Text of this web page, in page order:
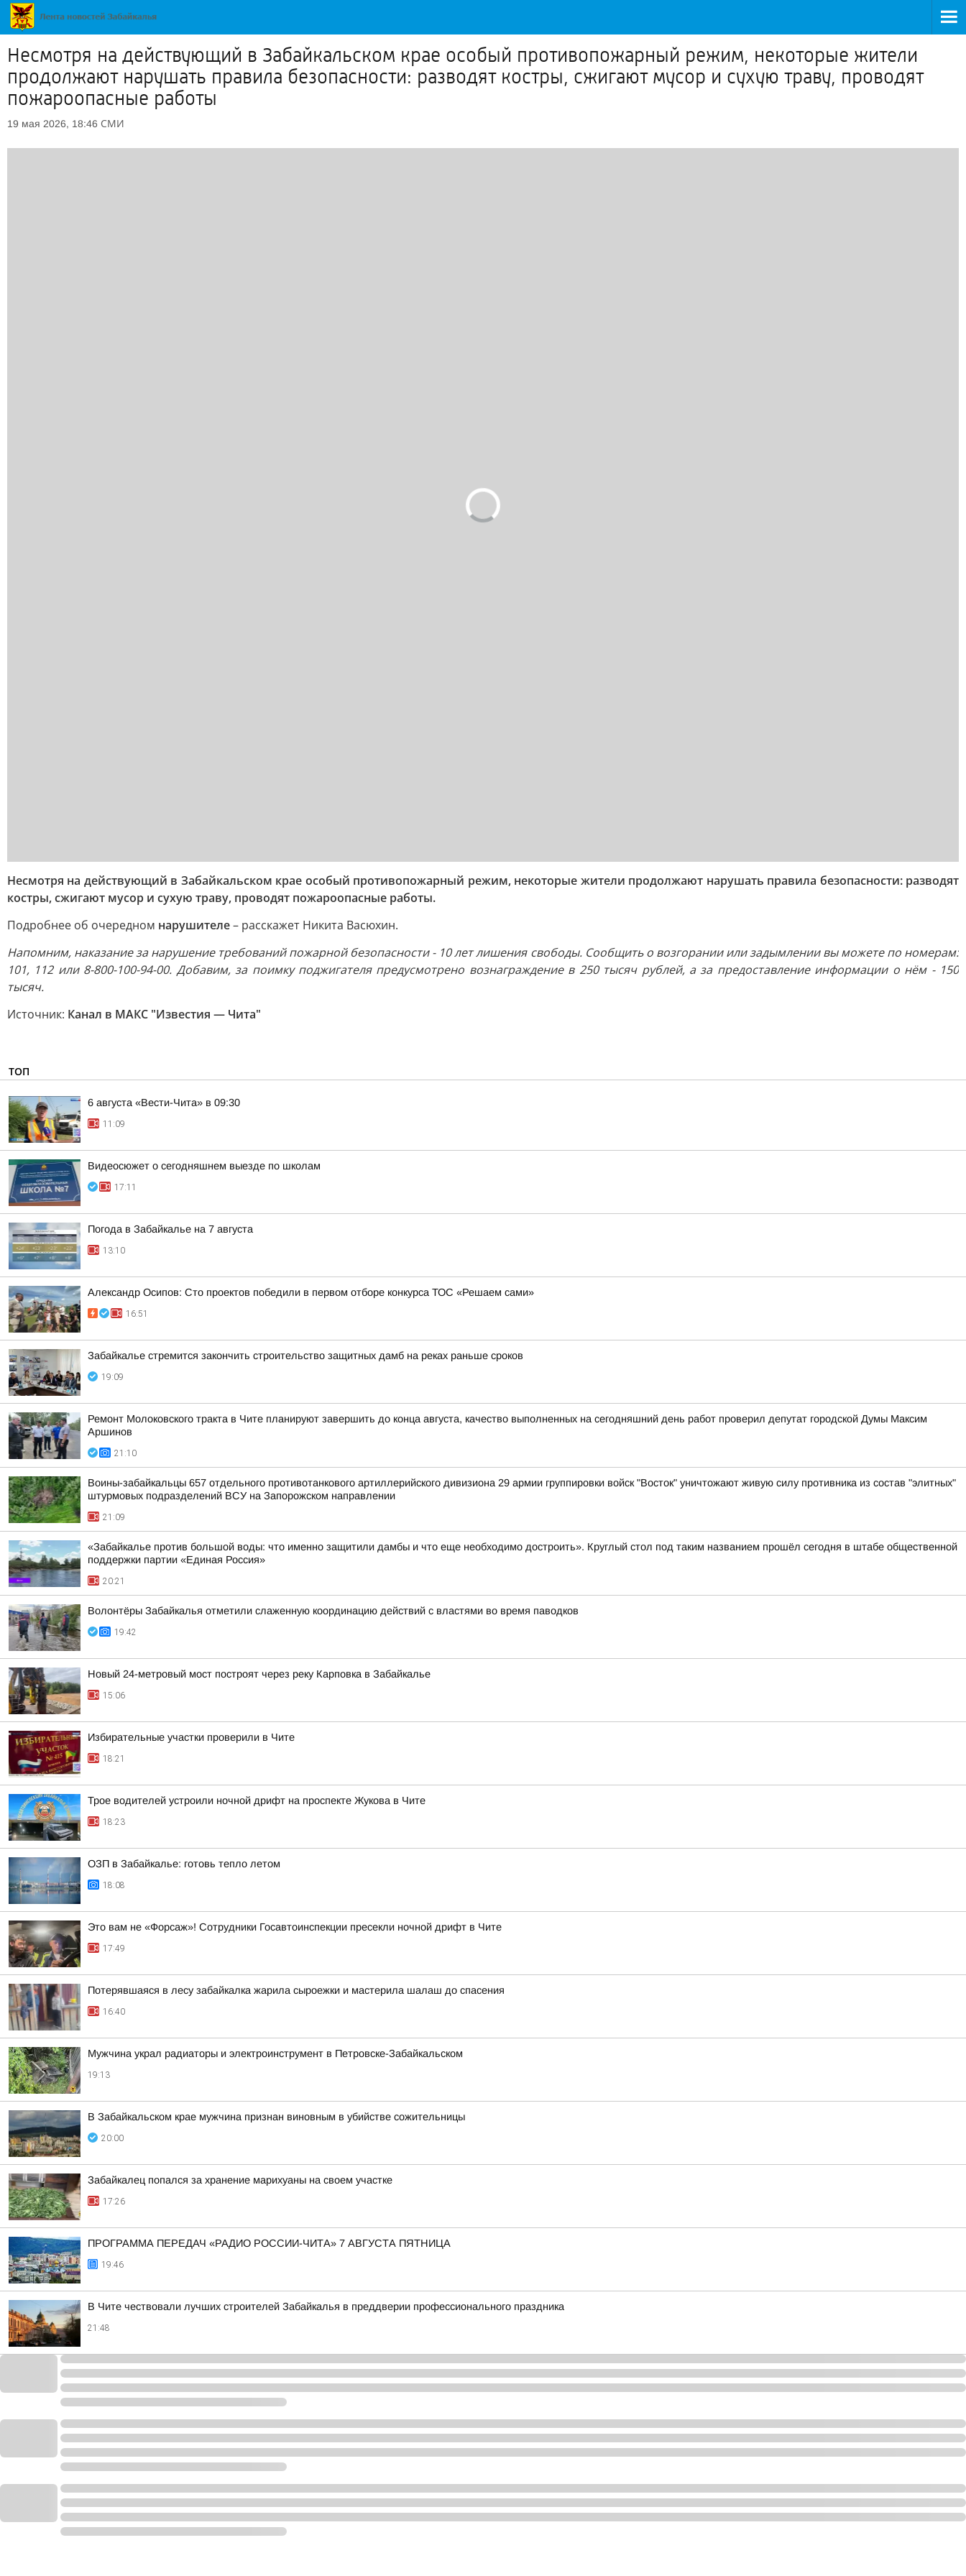
Несмотря на действующий в Забайкальском крае особый противопожарный режим, некоторые жители
продолжают нарушать правила безопасности: разводят костры, сжигают мусор и сухую траву, проводят
пожароопасные работы
19 мая 2026, 18:46 СМИ
Несмотря на действующий в Забайкальском крае особый противопожарный режим, некоторые жители продолжают нарушать правила безопасности: разводят
костры, сжигают мусор и сухую траву, проводят пожароопасные работы.
Подробнее об очередном нарушителе– расскажет Никита Васюхин.
Напомним, наказание за нарушение требований пожарной безопасности - 10 лет лишения свободы. Сообщить о возгорании или задымлении вы можете по номерам:
101, 112 или 8-800-100-94-00. Добавим, за поимку поджигателя предусмотрено вознаграждение в 250 тысяч рублей, а за предоставление информации о нём - 150
тысяч.
Источник: Канал в МАКС "Известия — Чита"
ТОП
6 августа «Вести-Чита» в 09:30
11:09
Видеосюжет о сегодняшнем выезде по школам
17:11
Погода в Забайкалье на 7 августа
13:10
Александр Осипов: Сто проектов победили в первом отборе конкурса ТОС «Решаем сами»
16:51
Забайкалье стремится закончить строительство защитных дамб на реках раньше сроков
19:09
Ремонт Молоковского тракта в Чите планируют завершить до конца августа, качество выполненных на сегодняшний день работ проверил депутат городской Думы Максим
Аршинов
21:10
Воины-забайкальцы 657 отдельного противотанкового артиллерийского дивизиона 29 армии группировки войск "Восток" уничтожают живую силу противника из состав "элитных"
штурмовых подразделений ВСУ на Запорожском направлении
21:09
«Забайкалье против большой воды: что именно защитили дамбы и что еще необходимо достроить». Круглый стол под таким названием прошёл сегодня в штабе общественной
поддержки партии «Единая Россия»
20:21
Волонтёры Забайкалья отметили слаженную координацию действий с властями во время паводков
19:42
Новый 24-метровый мост построят через реку Карповка в Забайкалье
15:06
Избирательные участки проверили в Чите
18:21
Трое водителей устроили ночной дрифт на проспекте Жукова в Чите
18:23
ОЗП в Забайкалье: готовь тепло летом
18:08
Это вам не «Форсаж»! Сотрудники Госавтоинспекции пресекли ночной дрифт в Чите
17:49
Потерявшаяся в лесу забайкалка жарила сыроежки и мастерила шалаш до спасения
16:40
Мужчина украл радиаторы и электроинструмент в Петровске-Забайкальском
19:13
В Забайкальском крае мужчина признан виновным в убийстве сожительницы
20:00
Забайкалец попался за хранение марихуаны на своем участке
17:26
ПРОГРАММА ПЕРЕДАЧ «РАДИО РОССИИ-ЧИТА» 7 АВГУСТА ПЯТНИЦА
19:46
В Чите чествовали лучших строителей Забайкалья в преддверии профессионального праздника
21:48